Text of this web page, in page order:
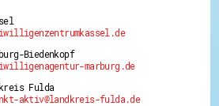
Biedenkopf
marburg.de
Fulda
aktiv@landkreis-fulda.de